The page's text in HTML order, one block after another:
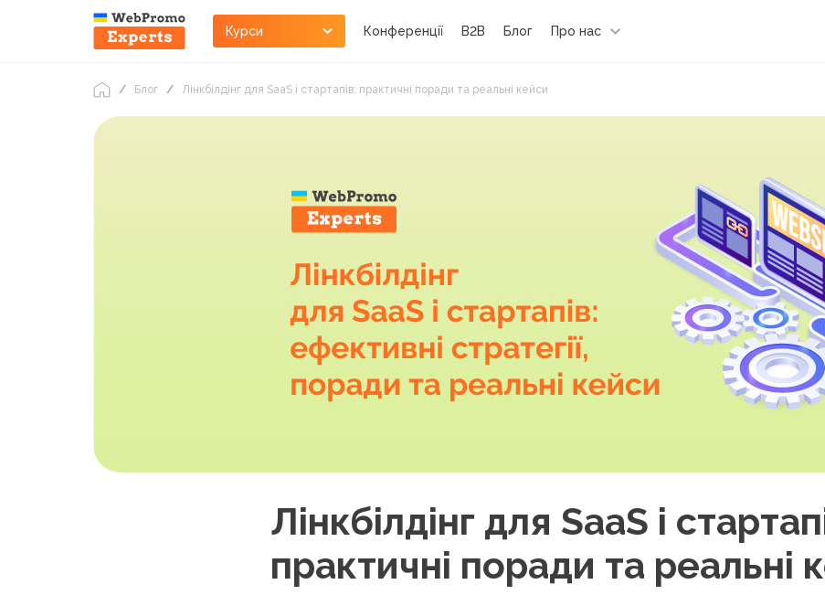
Курси Конференції B2B Блог Про нас
Блог Лінкбілдінг для SaaS і стартапів: практичні поради та реальні кейси
Лінкбілдінг для SaaS і
практичні поради та реальні